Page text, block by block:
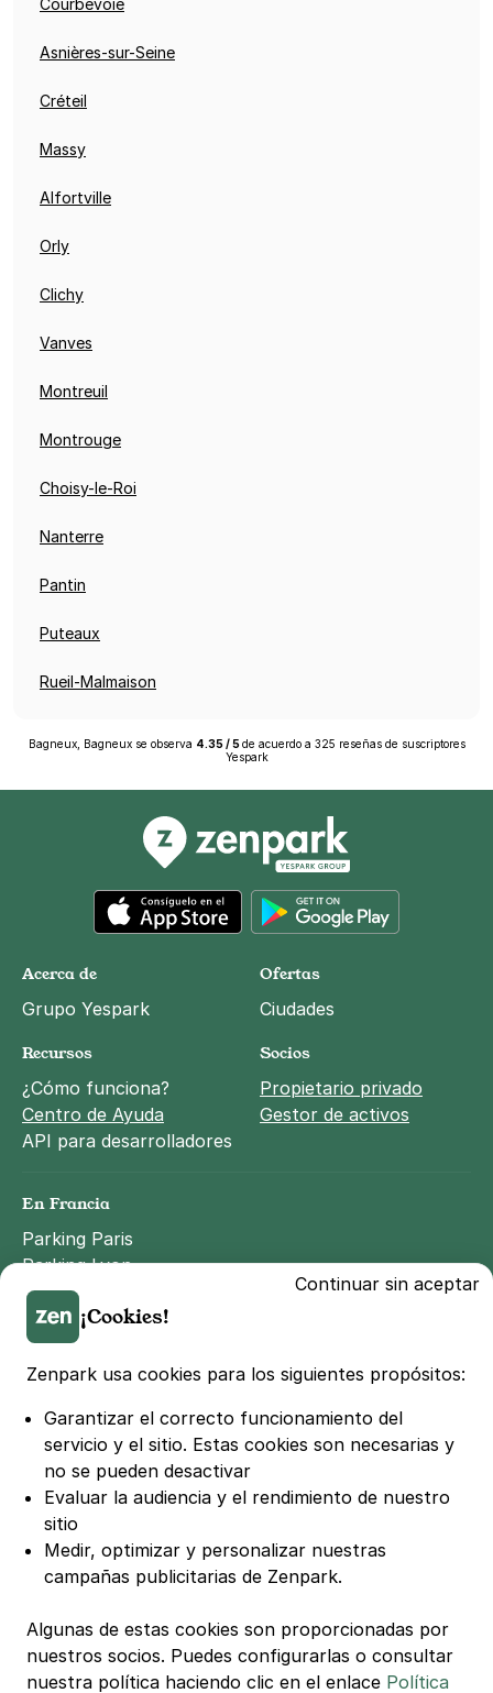
Courbevoie
Asnières-sur-Seine
Créteil
Massy
Alfortville
Orly
Clichy
Vanves
Montreuil
Montrouge
Choisy-le-Roi
Nanterre
Pantin
Puteaux
Rueil-Malmaison
Bagneux, Bagneuxse observa 4.35 / 5 de acuerdo a 325 reseñas de suscriptores
Yespark
Acerca de
Grupo Yespark
Ofertas
Ciudades
Socios
Propietario privado
Gestor de activos
Recursos
¿Cómo funciona?
Centro de Ayuda
API para desarrolladores
En Francia
Parking Paris
Parking Lyon
Parking Marseille
Parking Toulouse
Parking Lille
Parking Bordeaux
© Zenpark Todos los derechos reservados.
Términos Generales de Uso
Términos Generales de Venta de Aparcamiento
Términos Generales de Venta de Recarga
Política de Privacidad
Política de Cookies
Configuración de cookies
Continuar sin aceptar
¡Cookies!
Zenpark usa cookies para los siguientes propósitos:
Garantizar el correcto funcionamiento del
servicio y el sitio. Estas cookies son necesarias y
no se pueden desactivar
Evaluar la audiencia y el rendimiento de nuestro
sitio
Medir, optimizar y personalizar nuestras
campañas publicitarias de Zenpark.
Algunas de estas cookies son proporcionadas por
nuestros socios. Puedes configurarlas o consultar
nuestra política haciendo clic en el enlace Política